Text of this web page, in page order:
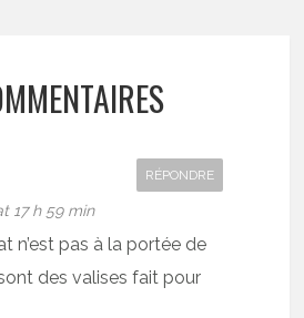
17 h 59 min
RÉPONDRE
n’est pas à la portée de
des valises fait pour